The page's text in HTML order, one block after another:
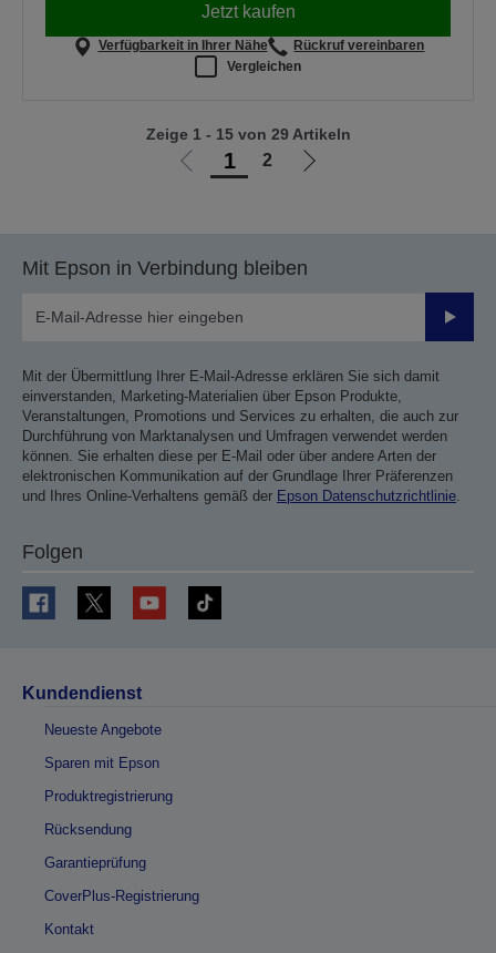
Jetzt kaufen
Verfügbarkeit in Ihrer Nähe
Rückruf vereinbaren
Vergleichen
Zur
1 2
Zur
Zeige 1 - 15 von 29 Artikeln
Mit Epson in Verbindung bleiben
Mit der Übermittlung Ihrer E-Mail-Adresse erklären Sie sich damit
einverstanden, Marketing-Materialien über Epson Produkte,
Veranstaltungen, Promotions und Services zu erhalten, die auch zur
Durchführung von Marktanalysen und Umfragen verwendet werden
können. Sie erhalten diese per E-Mail oder über andere Arten der
elektronischen Kommunikation auf der Grundlage Ihrer Präferenzen
und Ihres Online-Verhaltens gemäß der Epson Datenschutzrichtlinie.
Folgen
Kundendienst
Neueste Angebote
Sparen mit Epson
Produktregistrierung
Rücksendung
Garantieprüfung
CoverPlus-Registrierung
Kontakt